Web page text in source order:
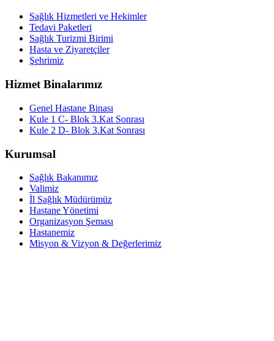
Sağlık Hizmetleri ve Hekimler
Tedavi Paketleri
Sağlık Turizmi Birimi
Hasta ve Ziyaretçiler
Şehrimiz
Hizmet Binalarımız
Genel Hastane Binası
Kule 1 C- Blok 3.Kat Sonrası
Kule 2 D- Blok 3.Kat Sonrası
Kurumsal
Sağlık Bakanımız
Valimiz
İl Sağlık Müdürümüz
Hastane Yönetimi
Organizasyon Şeması
Hastanemiz
Misyon & Vizyon & Değerlerimiz